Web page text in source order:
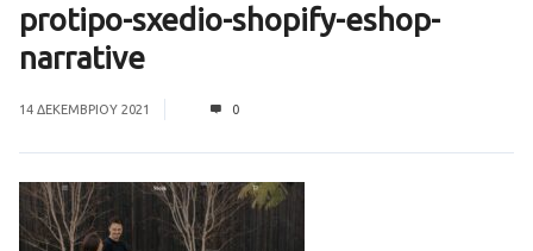
protipo-sxedio-shopify-eshop-
narrative
14 ΔΕΚΕΜΒΡΊΟΥ 2021 0